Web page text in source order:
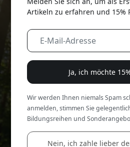
Artikeln zu erfahren und 15%
Ja, ich möchte
Wir werden Ihnen niemals Spam
anmelden, stimmen Sie
Bildungsreihen und
Nein, ich zahle lieber